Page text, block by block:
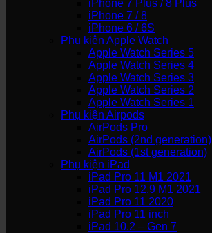
iPhone 7 Plus / 8 Plus
iPhone 7 / 8
iPhone 6 / 6S
Phụ kiện Apple Watch
Apple Watch Series 5
Apple Watch Series 4
Apple Watch Series 3
Apple Watch Series 2
Apple Watch Series 1
Phụ kiện Airpods
AirPods Pro
AirPods (2nd generation)
AirPods (1st generation)
Phụ kiện iPad
iPad Pro 11 M1 2021
iPad Pro 12.9 M1 2021
iPad Pro 11 2020
iPad Pro 11 inch
iPad 10.2 – Gen 7